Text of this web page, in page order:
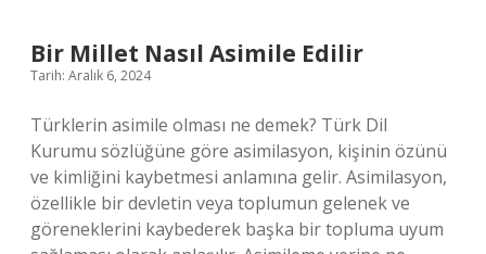
Bir Millet Nasıl Asimile Edilir
Tarih: Aralık 6, 2024
Türklerin asimile olması ne demek? Türk Dil
Kurumu sözlüğüne göre asimilasyon, kişinin özünü
ve kimliğini kaybetmesi anlamına gelir. Asimilasyon,
özellikle bir devletin veya toplumun gelenek ve
göreneklerini kaybederek başka bir topluma uyum